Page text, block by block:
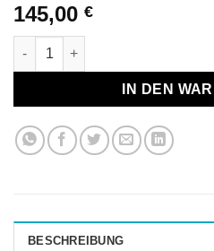
145,00 €
Modul Steckschlüssel 1/2 Zoll
IN DEN
BESCHREIBUNG